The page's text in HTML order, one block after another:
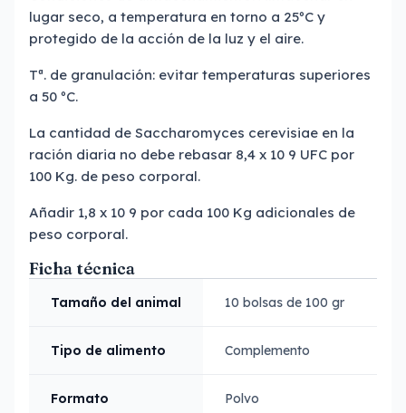
lugar seco, a temperatura en torno a 25ºC y
protegido de la acción de la luz y el aire.
Tª. de granulación: evitar temperaturas superiores
a 50 ºC.
La cantidad de Saccharomyces cerevisiae en la
ración diaria no debe rebasar 8,4 x 10 9 UFC por
100 Kg. de peso corporal.
Añadir 1,8 x 10 9 por cada 100 Kg adicionales de
peso corporal.
Ficha técnica
Tamaño del animal 10 bolsas de 100 gr
Tipo de alimento Complemento
Formato Polvo